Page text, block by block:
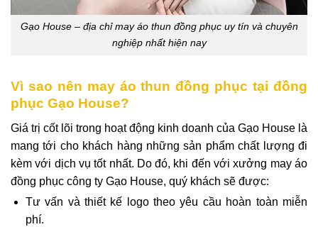
Gạo House – địa chỉ may áo thun đồng phục uy tín và chuyên
nghiệp nhất hiện nay
Vì sao nên may áo thun đồng phục tại đồng
phục Gạo House?
Giá trị cốt lõi trong hoạt động kinh doanh của Gạo House là
mang tới cho khách hàng những sản phẩm chất lượng đi
kèm với dịch vụ tốt nhất. Do đó, khi đến với xưởng may áo
đồng phục công ty Gạo House, quý khách sẽ được:
Tư vấn và thiết kế logo theo yêu cầu hoàn toàn miễn
phí.